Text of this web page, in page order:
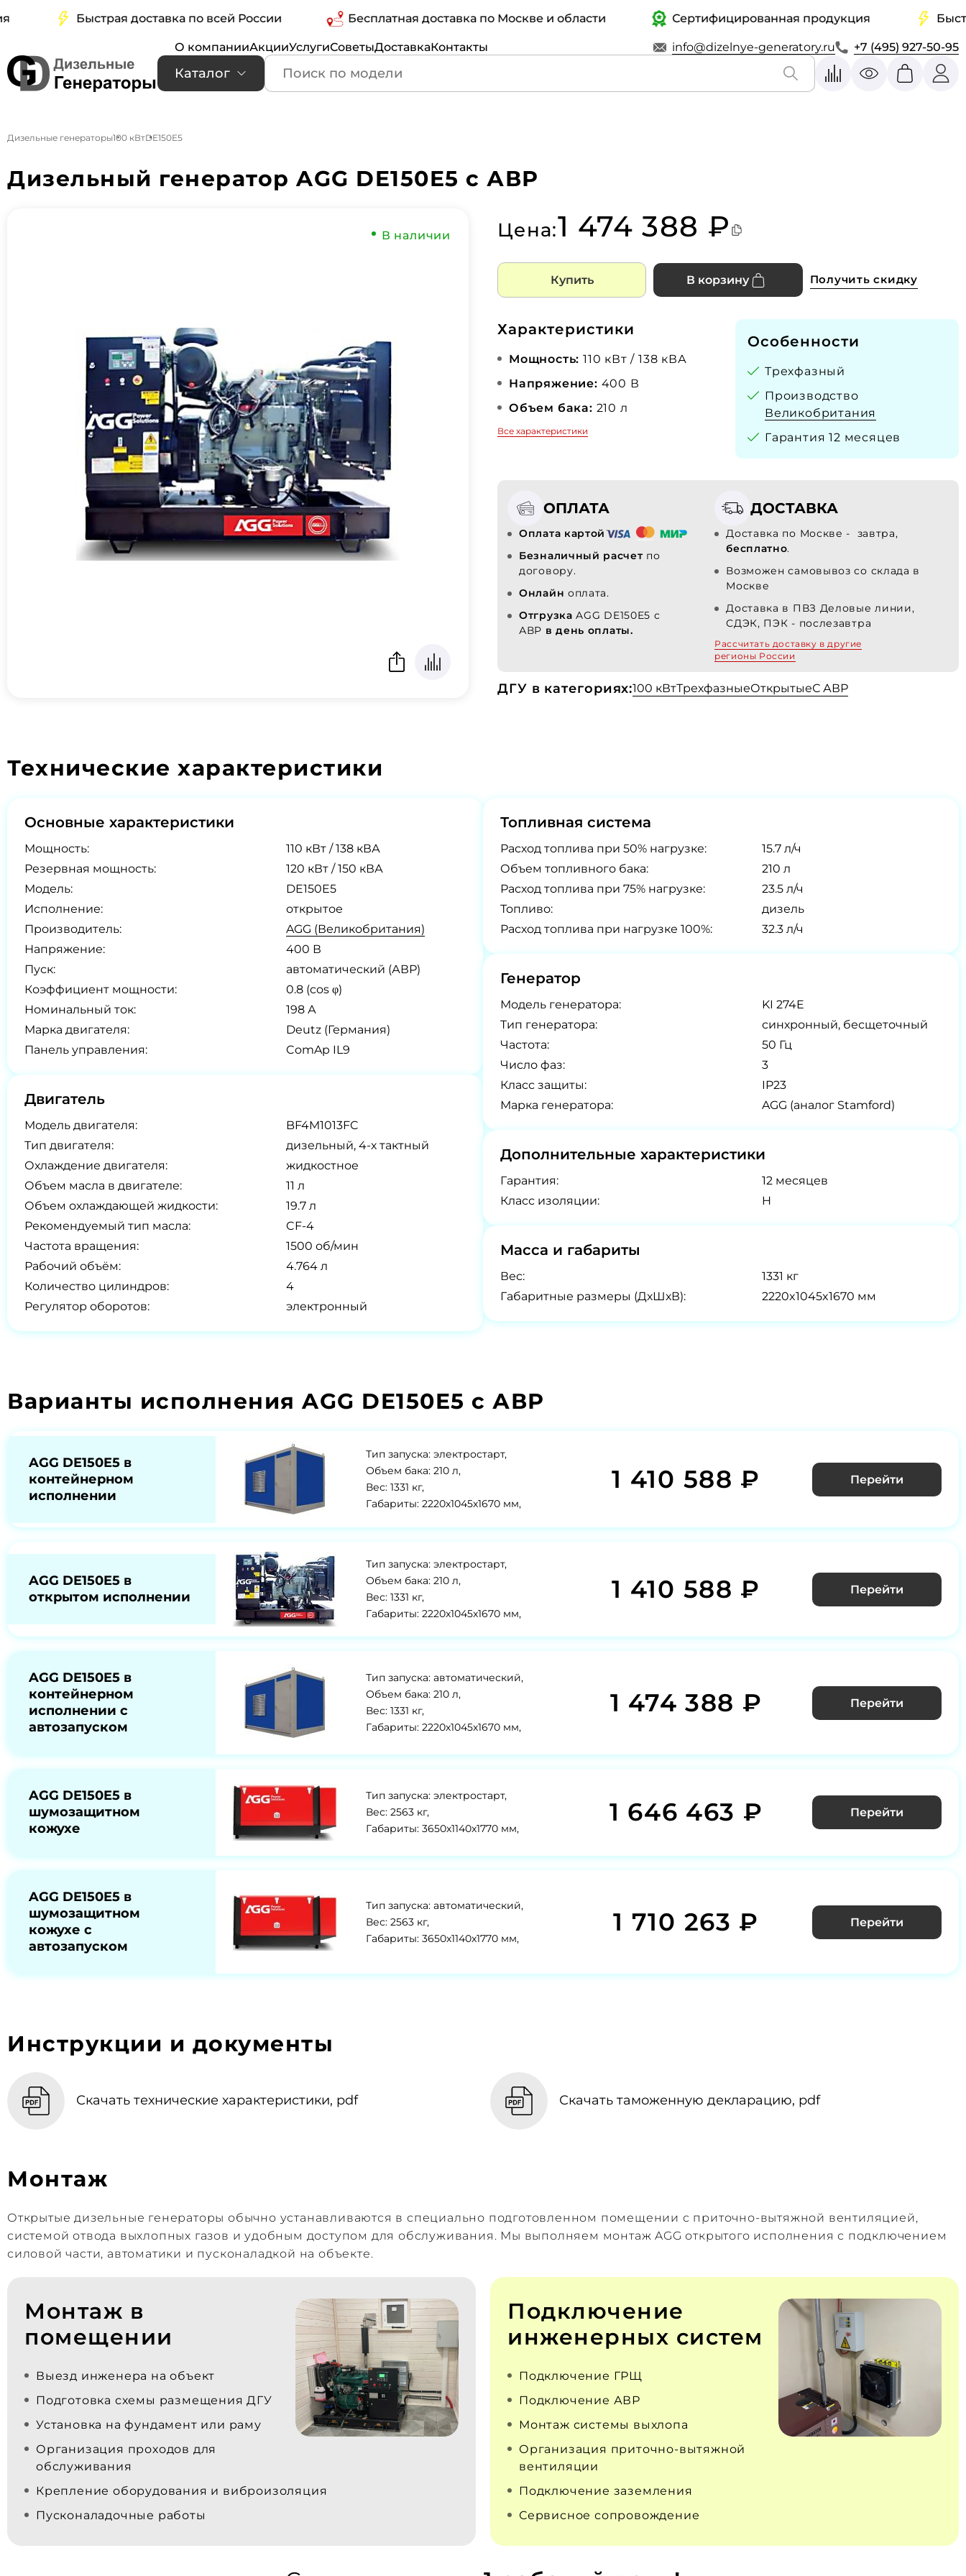
Быстрая доставка по всей России Бесплатная доставка по Москве и области Сертифицированная продукция
О компанииАкцииУслугиСоветыДоставкаКонтакты info@dizelnye-generatory.ru +7 (495) 927-50-95
Каталог
Дизельные генераторы100 кВтDE150E5
Дизельный генератор AGG DE150E5 с АВР
В наличии Цена:1 474 388 ₽
Купить В корзину Получить скидку
Характеристики
Мощность: 110 кВт / 138 кВА
Напряжение: 400 В
Объем бака: 210 л
Все характеристики
Особенности
Трехфазный
Производство
Великобритания
Гарантия 12 месяцев
ОПЛАТА
Оплата картой
Безналичный расчет по
договору.
Онлайн оплата.
Отгрузка AGG DE150E5 с
АВР в день оплаты.
ДОСТАВКА
Доставка по Москве - завтра,
бесплатно.
Возможен самовывоз со склада в
Москве
Доставка в ПВЗ Деловые линии,
СДЭК, ПЭК - послезавтра
Рассчитать доставку в другие
регионы России
ДГУ в категориях:100 кВтТрехфазныеОткрытыеС АВР
Технические характеристики
Основные характеристики
Мощность:
110 кВт / 138 кВА
Резервная мощность:
120 кВт / 150 кВА
Модель:
DE150E5
Исполнение:
открытое
Производитель:
AGG (Великобритания)
Напряжение:
400 В
Пуск:
автоматический (АВР)
Коэффициент мощности:
0.8 (cos φ)
Номинальный ток:
198 А
Марка двигателя:
Deutz (Германия)
Панель управления:
ComAp IL9
Двигатель
Модель двигателя:
BF4M1013FC
Тип двигателя:
дизельный, 4-х тактный
Охлаждение двигателя:
жидкостное
Объем масла в двигателе:
11 л
Объем охлаждающей жидкости:
19.7 л
Рекомендуемый тип масла:
CF-4
Частота вращения:
1500 об/мин
Рабочий объём:
4.764 л
Количество цилиндров:
4
Регулятор оборотов:
электронный
Топливная система
Расход топлива при 50% нагрузке:
15.7 л/ч
Объем топливного бака:
210 л
Расход топлива при 75% нагрузке:
23.5 л/ч
Топливо:
дизель
Расход топлива при нагрузке 100%:
32.3 л/ч
Генератор
Модель генератора:
KI 274E
Tип генератора:
синхронный, бесщеточный
Частота:
50 Гц
Число фаз:
3
Класс защиты:
IP23
Марка генератора:
AGG (аналог Stamford)
Дополнительные характеристики
Гарантия:
12 месяцев
Класс изоляции:
H
Масса и габариты
Вес:
1331 кг
Габаритные размеры (ДхШхВ):
2220x1045x1670 мм
Варианты исполнения AGG DE150E5 с АВР
AGG DE150E5 в
контейнерном
исполнении
Тип запуска: электростарт,
Объем бака: 210 л,
Вес: 1331 кг,
Габариты: 2220х1045х1670 мм,
1 410 588 ₽ Перейти
AGG DE150E5 в
открытом исполнении
Тип запуска: электростарт,
Объем бака: 210 л,
Вес: 1331 кг,
Габариты: 2220x1045x1670 мм,
1 410 588 ₽ Перейти
AGG DE150E5 в
контейнерном
исполнении с
автозапуском
Тип запуска: автоматический,
Объем бака: 210 л,
Вес: 1331 кг,
Габариты: 2220х1045х1670 мм,
1 474 388 ₽ Перейти
AGG DE150E5 в
шумозащитном
кожухе
Тип запуска: электростарт,
Вес: 2563 кг,
Габариты: 3650x1140x1770 мм,
1 646 463 ₽ Перейти
AGG DE150E5 в
шумозащитном
кожухе с
автозапуском
Тип запуска: автоматический,
Вес: 2563 кг,
Габариты: 3650x1140x1770 мм,
1 710 263 ₽ Перейти
Инструкции и документы
Скачать технические характеристики, pdf Скачать таможенную декларацию, pdf
Монтаж
Открытые дизельные генераторы обычно устанавливаются в специально подготовленном помещении с приточно‑вытяжной вентиляцией,
системой отвода выхлопных газов и удобным доступом для обслуживания. Мы выполняем монтаж AGG открытого исполнения с подключением
силовой части, автоматики и пусконаладкой на объекте.
Монтаж в
помещении
Выезд инженера на объект
Подготовка схемы размещения ДГУ
Установка на фундамент или раму
Организация проходов для
обслуживания
Крепление оборудования и виброизоляция
Пусконаладочные работы
Подключение
инженерных систем
Подключение ГРЩ
Подключение АВР
Монтаж системы выхлопа
Организация приточно‑вытяжной
вентиляции
Подключение заземления
Сервисное сопровождение